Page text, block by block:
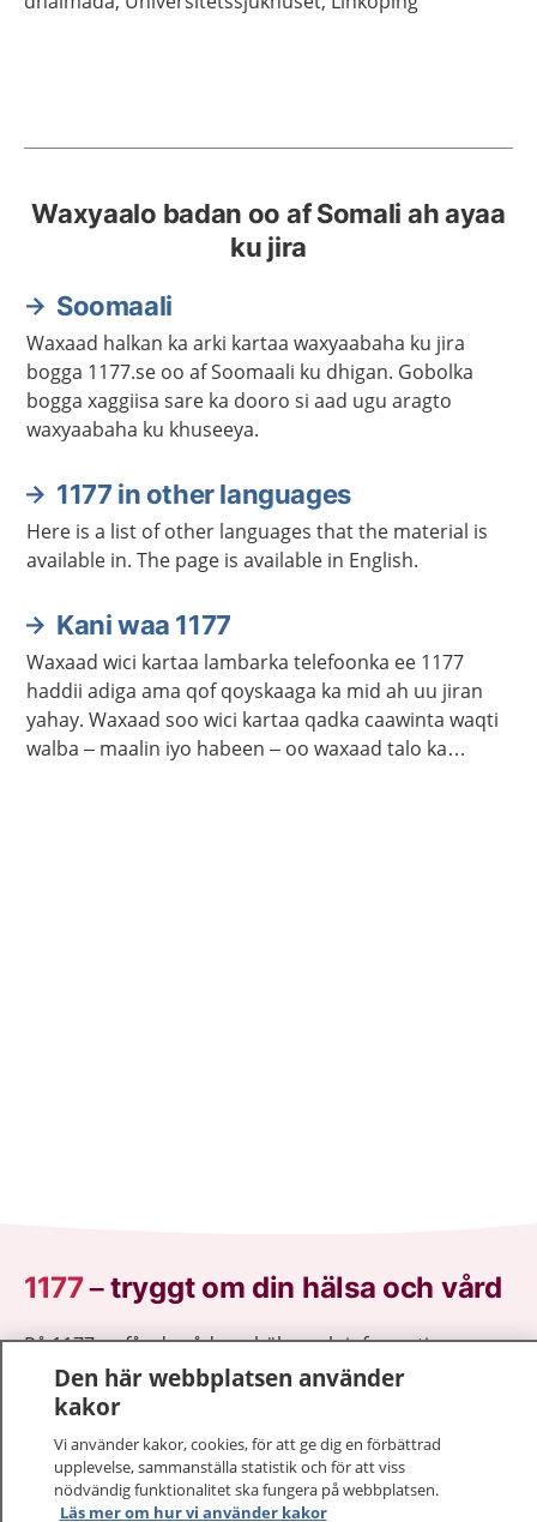
Waxyaalo badan oo af Somali ah ayaa
ku jira
Soomaali
Waxaad halkan ka arki kartaa waxyaabaha ku jira
bogga 1177.se oo af Soomaali ku dhigan. Gobolka
bogga xaggiisa sare ka dooro si aad ugu aragto
waxyaabaha ku khuseeya.
1177 in other languages
Here is a list of other languages that the material is
available in. The page is available in English.
Kani waa 1177
Waxaad wici kartaa lambarka telefoonka ee 1177
haddii adiga ama qof qoyskaaga ka mid ah uu jiran
yahay. Waxaad soo wici kartaa qadka caawinta waqti
walba – maalin iyo habeen – oo waxaad talo ka
1177–tryggt om din hälsa och vård
På 1177.se får du råd om hälsa och information om
sjukdomar och vilka mottagningar du kan kontakta.
Logga in för att läsa din journal och göra dina
sjukvårdsrådgivning dygnet runt.
1177 ger dig råd när du vill må bättre.
Den här webbplatsen använder
kakor
Vi använder kakor, cookies, för att ge dig en förbättrad
upplevelse, sammanställa statistik och för att viss
nödvändig funktionalitet ska fungera på webbplatsen.
Läs mer om hur vi använder kakor